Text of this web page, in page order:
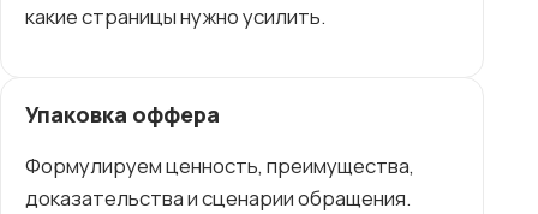
какие страницы нужно усилить.
Упаковка оффера
Формулируем ценность, преимущества,
доказательства и сценарии обращения.